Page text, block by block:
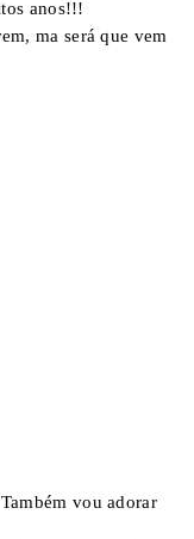
anos!!!
ma será que vem
vou adorar